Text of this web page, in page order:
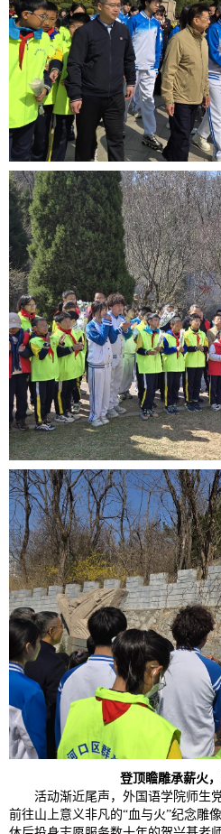
登顶瞻雕承薪火
活动渐近尾声，外国语学院师生
前往山上意义非凡的“血与火”纪念雕